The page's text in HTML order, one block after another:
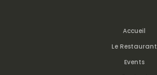
Accueil
Le Restaurant
Events